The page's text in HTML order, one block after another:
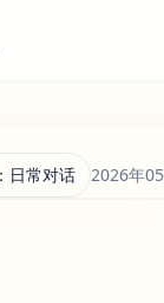
日常对话 2026年